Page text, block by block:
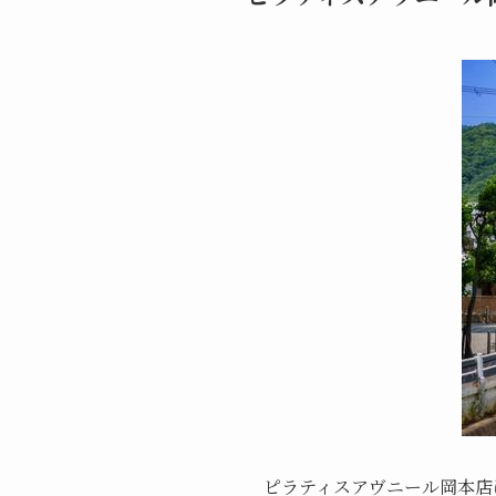
ピラティスアヴニール岡本